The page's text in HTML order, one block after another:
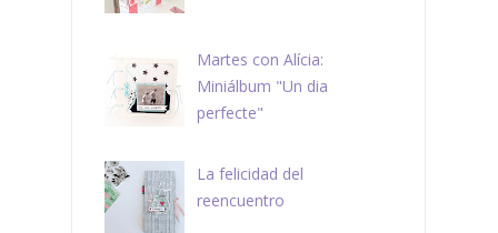
Martes con Alícia:
Miniálbum "Un dia
perfecte"
La felicidad del
reencuentro